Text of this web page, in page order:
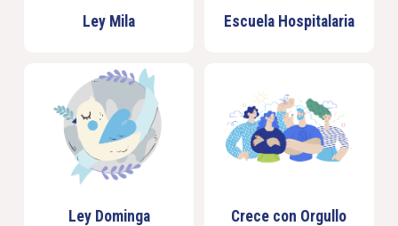
Ley Mila Escuela Hospitalaria
Ley Dominga Crece con Orgullo